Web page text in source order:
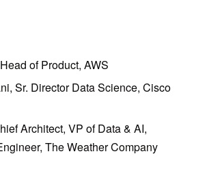
of Product, AWS
Sr. Director Data Science, Cisco
Architect, VP of Data & AI,
The Weather Company